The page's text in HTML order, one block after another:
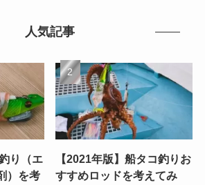
人気記事
り（エ
）を考
【2021年版】船タコ釣りお
すすめロッドを考えてみ